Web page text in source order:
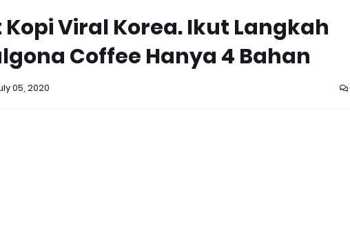
Viral Korea. Ikut Langkah
Coffee Hanya 4 Bahan
05, 2020